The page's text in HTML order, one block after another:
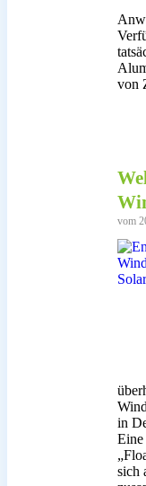
von
vom
in
Eine
sich